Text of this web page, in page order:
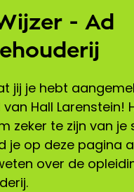
- Ad
jij je hebt
Hall Larenstein!
zeker te zijn van je
je op deze pagina
over de